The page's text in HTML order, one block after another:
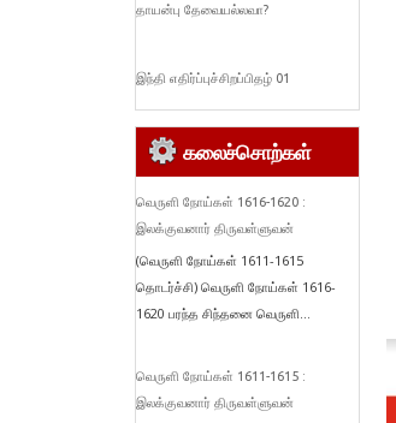
தாயன்பு தேவையல்லவா?
இந்தி எதிர்ப்புச்சிறப்பிதழ் 01
கலைச்சொற்கள்
வெருளி நோய்கள் 1616-1620 :
இலக்குவனார் திருவள்ளுவன்
(வெருளி நோய்கள் 1611-1615
தொடர்ச்சி) வெருளி நோய்கள் 1616-
1620 பரந்த சிந்தனை வெருளி...
வெருளி நோய்கள் 1611-1615 :
இலக்குவனார் திருவள்ளுவன்